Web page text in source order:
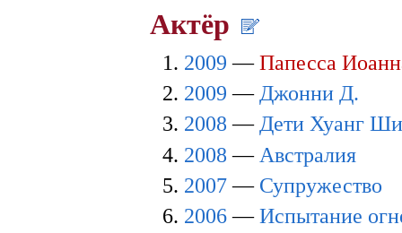
Актёр
2009 —Папесса
2009 — Джонни Д.
2008 —Дети Хуанг
2008 — Австралия
2007— Супружество
2006—Испытание